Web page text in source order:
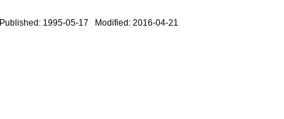
Published: 1995-05-17 Modified: 2016-04-21